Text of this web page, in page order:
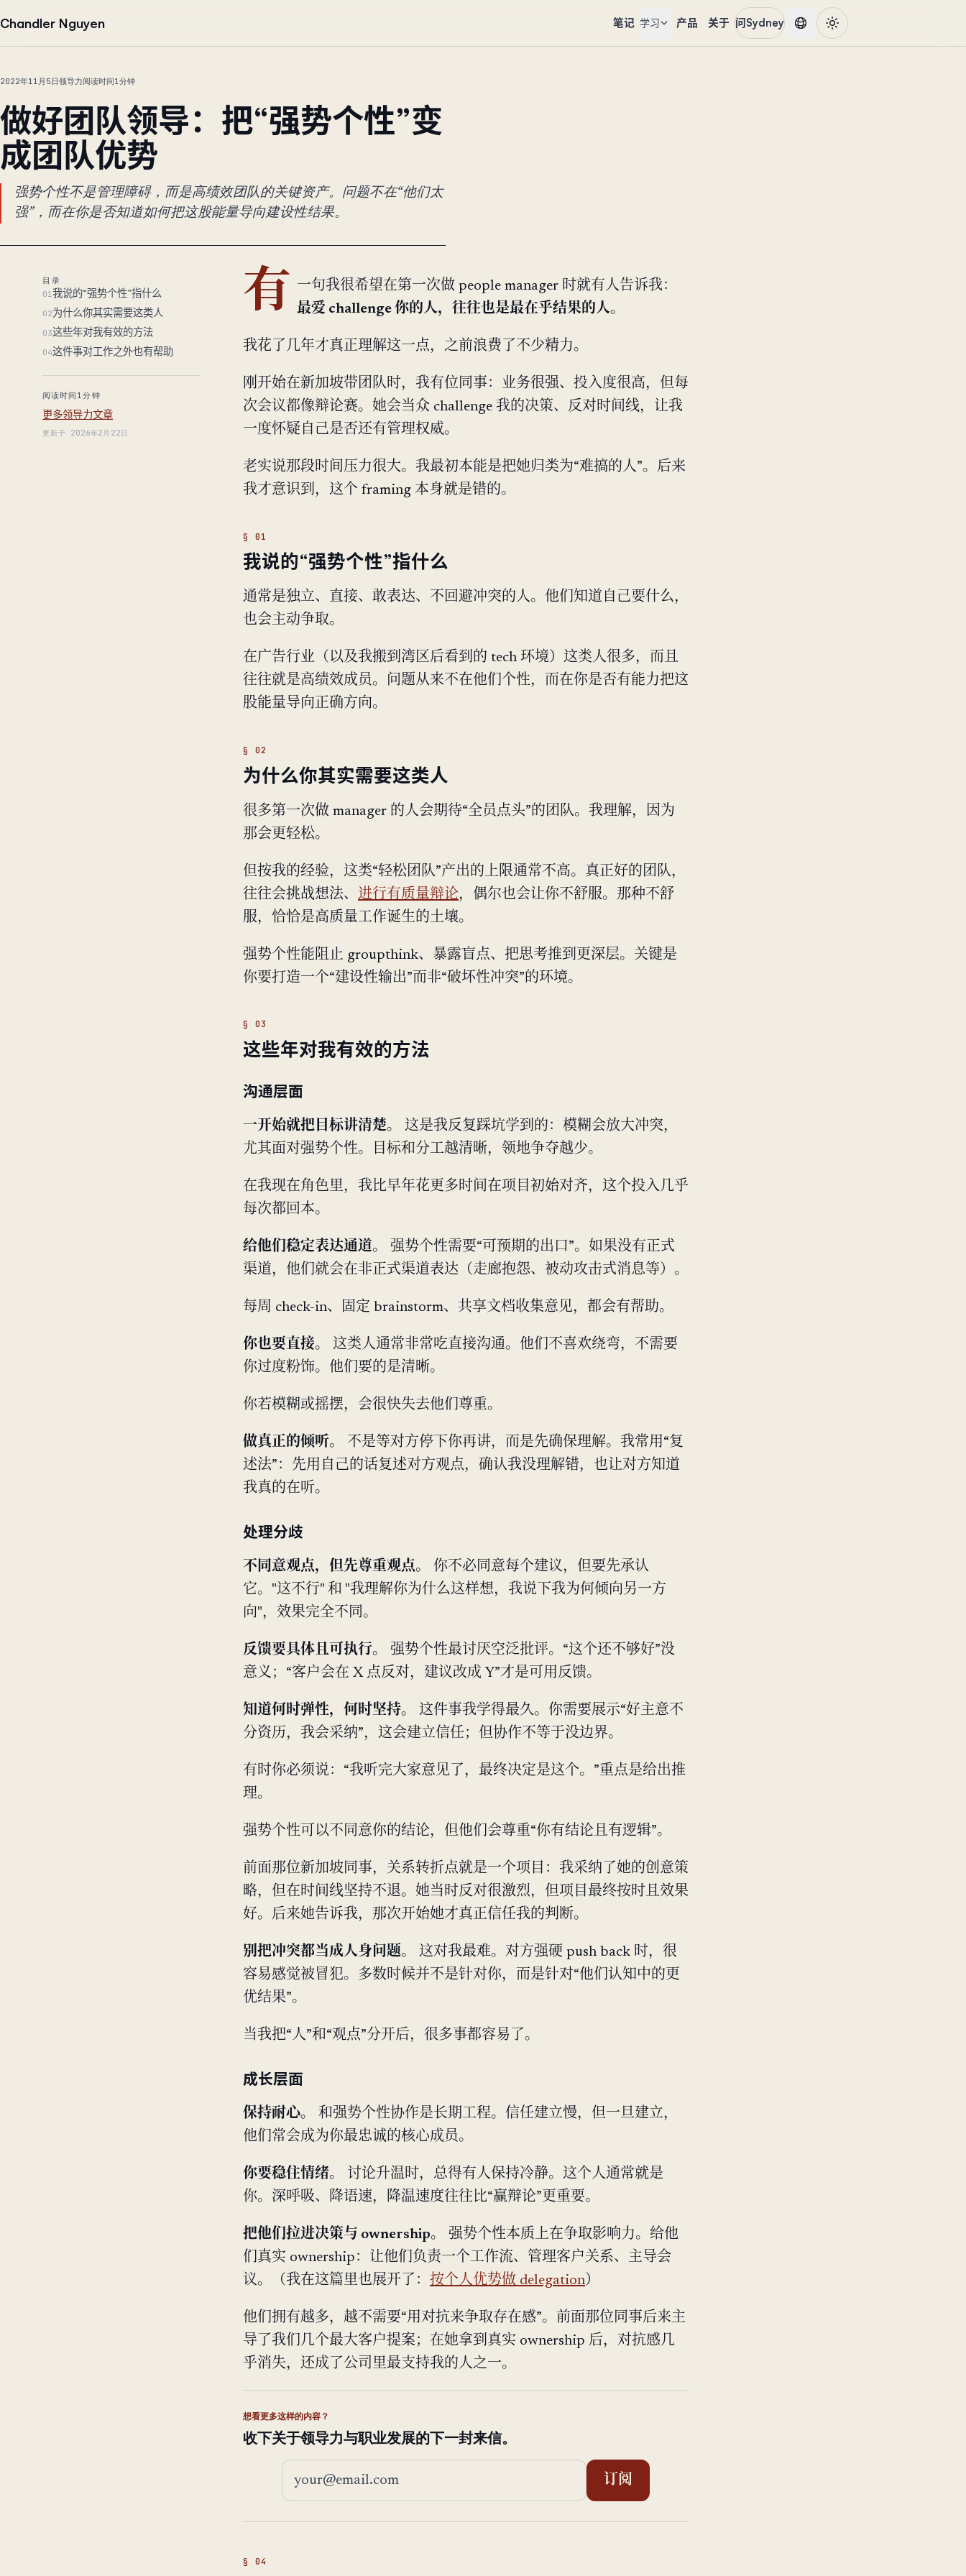
Chandler Nguyen 笔记 学习 产品 关于 问Sydney
2022年11月5日领导力阅读时间1分钟
做好团队领导：把“强势个性”变
成团队优势
强势个性不是管理障碍，而是高绩效团队的关键资产。问题不在“他们太
强”，而在你是否知道如何把这股能量导向建设性结果。
目录
01我说的“强势个性”指什么
02为什么你其实需要这类人
03这些年对我有效的方法
04这件事对工作之外也有帮助
阅读时间1分钟
更多领导力文章
更新于 2026年2月22日
有
一句我很希望在第一次做 people manager 时就有人告诉我：
最爱 challenge 你的人，往往也是最在乎结果的人。
我花了几年才真正理解这一点，之前浪费了不少精力。
刚开始在新加坡带团队时，我有位同事：业务很强、投入度很高，但每
次会议都像辩论赛。她会当众 challenge 我的决策、反对时间线，让我
一度怀疑自己是否还有管理权威。
老实说那段时间压力很大。我最初本能是把她归类为“难搞的人”。后来
我才意识到，这个 framing 本身就是错的。
我说的“强势个性”指什么
通常是独立、直接、敢表达、不回避冲突的人。他们知道自己要什么，
也会主动争取。
在广告行业（以及我搬到湾区后看到的 tech 环境）这类人很多，而且
往往就是高绩效成员。问题从来不在他们个性，而在你是否有能力把这
股能量导向正确方向。
为什么你其实需要这类人
很多第一次做 manager 的人会期待“全员点头”的团队。我理解，因为
那会更轻松。
但按我的经验，这类“轻松团队”产出的上限通常不高。真正好的团队，
往往会挑战想法、 进行有质量辩论，偶尔也会让你不舒服。那种不舒
服，恰恰是高质量工作诞生的土壤。
强势个性能阻止 groupthink、暴露盲点、把思考推到更深层。关键是
你要打造一个“建设性输出”而非“破坏性冲突”的环境。
这些年对我有效的方法
沟通层面
一开始就把目标讲清楚。
这是我反复踩坑学到的：模糊会放大冲突，
尤其面对强势个性。目标和分工越清晰，领地争夺越少。
在我现在角色里，我比早年花更多时间在项目初始对齐，这个投入几乎
每次都回本。
给他们稳定表达通道。
强势个性需要“可预期的出口”。如果没有正式
渠道，他们就会在非正式渠道表达（走廊抱怨、被动攻击式消息等）。
每周 check-in、固定 brainstorm、共享文档收集意见，都会有帮助。
你也要直接。
这类人通常非常吃直接沟通。他们不喜欢绕弯，不需要
你过度粉饰。他们要的是清晰。
你若模糊或摇摆，会很快失去他们尊重。
做真正的倾听。
不是等对方停下你再讲，而是先确保理解。我常用“复
述法”：先用自己的话复述对方观点，确认我没理解错，也让对方知道
我真的在听。
处理分歧
不同意观点，但先尊重观点。
你不必同意每个建议，但要先承认
它。"这不行" 和 "我理解你为什么这样想，我说下我为何倾向另一方
向"，效果完全不同。
反馈要具体且可执行。
强势个性最讨厌空泛批评。“这个还不够好”没
意义；“客户会在 X 点反对，建议改成 Y”才是可用反馈。
知道何时弹性，何时坚持。
这件事我学得最久。你需要展示“好主意不
分资历，我会采纳”，这会建立信任；但协作不等于没边界。
有时你必须说：“我听完大家意见了，最终决定是这个。”重点是给出推
理。
强势个性可以不同意你的结论，但他们会尊重“你有结论且有逻辑”。
前面那位新加坡同事，关系转折点就是一个项目：我采纳了她的创意策
略，但在时间线坚持不退。她当时反对很激烈，但项目最终按时且效果
好。后来她告诉我，那次开始她才真正信任我的判断。
别把冲突都当成人身问题。
这对我最难。对方强硬 push back 时，很
容易感觉被冒犯。多数时候并不是针对你，而是针对“他们认知中的更
优结果”。
当我把“人”和“观点”分开后，很多事都容易了。
成长层面
保持耐心。
和强势个性协作是长期工程。信任建立慢，但一旦建立，
他们常会成为你最忠诚的核心成员。
你要稳住情绪。
讨论升温时，总得有人保持冷静。这个人通常就是
你。深呼吸、降语速，降温速度往往比“赢辩论”更重要。
把他们拉进决策与 ownership。
强势个性本质上在争取影响力。给他
们真实 ownership：让他们负责一个工作流、管理客户关系、主导会
议。（我在这篇里也展开了： 按个人优势做 delegation）
他们拥有越多，越不需要“用对抗来争取存在感”。前面那位同事后来主
导了我们几个最大客户提案；在她拿到真实 ownership 后，对抗感几
乎消失，还成了公司里最支持我的人之一。
想看更多这样的内容？
收下关于领导力与职业发展的下一封来信。
邮箱地址
订阅